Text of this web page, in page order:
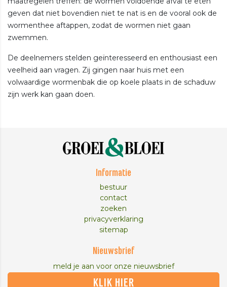
geven dat niet bovendien niet te nat is en de vooral ook de
wormenthee aftappen, zodat de wormen niet gaan
zwemmen.
De deelnemers stelden geïnteresseerd en enthousiast een
veelheid aan vragen. Zij gingen naar huis met een
volwaardige wormenbak die op koele plaats in de schaduw
zijn werk kan gaan doen.
Informatie
bestuur
contact
zoeken
privacyverklaring
sitemap
Nieuwsbrief
meld je aan voor onze nieuwsbrief
KLIK HIER